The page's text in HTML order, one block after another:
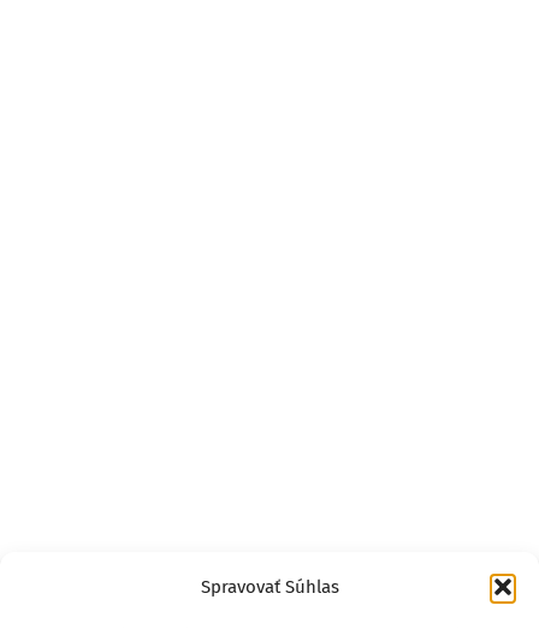
Spravovať Súhlas